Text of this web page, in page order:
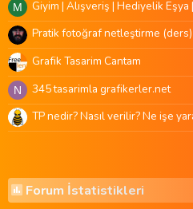
M
Pratik fotoğraf netleştirme (ders)
Grafik Tasarim Cantam
N 345 tasarimla grafikerler.net
TP nedir? Nasıl verilir? Ne işe
Forum İstatistikleri